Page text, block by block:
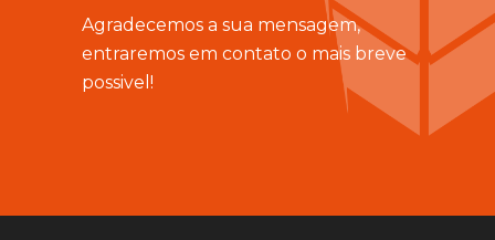
Agradecemos a sua mensagem,
entraremos em contato o mais breve
possivel!